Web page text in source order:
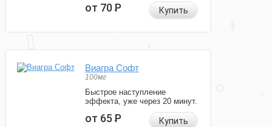
от 70Р Купить
Виагра Софт
100мг
Быстрое наступление
эффекта, уже через 20 минут.
от 65Р Купить